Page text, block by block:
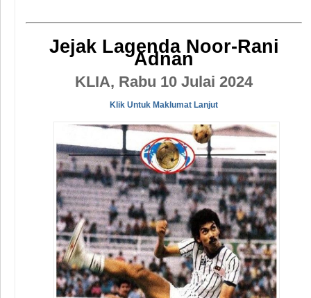
Jejak Lagenda Noor-Rani
Adnan
KLIA, Rabu 10 Julai 2024
Klik Untuk Maklumat Lanjut